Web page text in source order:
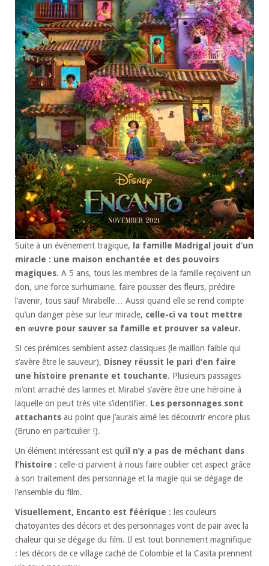
Suite à un évènement tragique, la famille Madrigal jouit d’un
miracle : une maison enchantée et des pouvoirs
magiques. A 5 ans, tous les membres de la famille reçoivent un
don, une force surhumaine, faire pousser des fleurs, prédire
l’avenir, tous sauf Mirabelle… Aussi quand elle se rend compte
qu’un danger pèse sur leur miracle, celle-ci va tout mettre
en œuvre pour sauver sa famille et prouver sa valeur.
Si ces prémices semblent assez classiques (le maillon faible qui
s’avère être le sauveur), Disney réussit le pari d’en faire
une histoire prenante et touchante. Plusieurs passages
m’ont arraché des larmes et Mirabel s’avère être une héroïne à
laquelle on peut très vite s’identifier. Les personnages sont
attachants au point que j’aurais aimé les découvrir encore plus
(Bruno en particulier !).
Un élément intéressant est qu’il n’y a pas de méchant dans
l’histoire : celle-ci parvient à nous faire oublier cet aspect grâce
à son traitement des personnage et la magie qui se dégage de
l’ensemble du film.
Visuellement, Encanto est féérique : les couleurs
chatoyantes des décors et des personnages vont de pair avec la
chaleur qui se dégage du film. Il est tout bonnement magnifique
: les décors de ce village caché de Colombie et la Casita prennent